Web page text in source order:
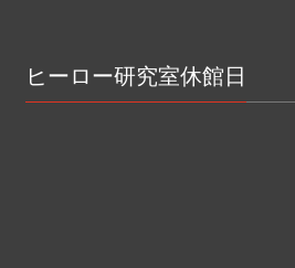
ヒーロー研究室休館日